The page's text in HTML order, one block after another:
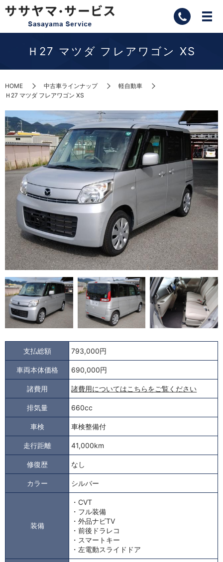
Ｈ27 マツダ フレアワゴン XS
HOME 中古車ラインナップ
軽自動車
Ｈ27 マツダ フレアワゴン XS
支払総額 793,000円
車両本体価格 690,000円
諸費用 諸費用についてはこちらをご覧ください
排気量 660cc
車検 車検整備付
走行距離 41,000km
修復歴 なし
カラー シルバー
装備
・CVT
・フル装備
・外品ナビTV
・前後ドラレコ
・スマートキー
・左電動スライドドア